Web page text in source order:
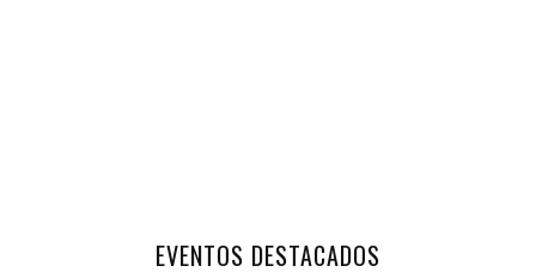
EVENTOS DESTACADOS